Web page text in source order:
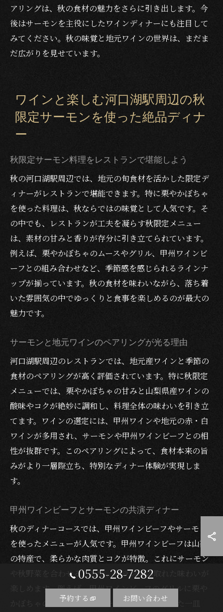
アリングは、秋の食材の魅力をさらに引き出します。今
後はサーモンを主役にしたワインディナーにも注目して
みてください。秋の味覚と地元ワインの世界は、まだま
だ広がりを見せています。
ワインと楽しむ河口湖駅周辺の秋
限定サーモンを使った絶品ディナ
ー
秋限定サーモン料理をレストランで堪能しよう
秋の河口湖駅周辺では、地元の旬食材を活かした限定デ
ィナーがレストランで堪能できます。特に栗やかぼちゃ
を使った料理は、秋ならではの味覚として人気です。そ
の中でも、レストランが工夫を凝らす秋限定メニュー
は、素材の甘みと香りが存分に引き立てられています。
例えば、栗やかぼちゃのムースやグリル、甲州ワインビ
ーフとの組み合わせなど、季節感を感じられるラインナ
ップが揃っています。秋の食材を味わいながら、落ち着
いた雰囲気の中でゆっくりと食事を楽しめるのが最大の
魅力です。
サーモンと地元ワインのペアリングが光る理由
河口湖駅周辺のレストランでは、地元産ワインと季節の
食材のペアリングが高く評価されています。特に秋限定
メニューでは、栗やかぼちゃの甘みと山梨県産ワインの
酸味やコクが絶妙に調和し、料理全体の味わいを引き立
てます。ワインの選定には、甲州ワインや地元の赤・白
ワインが多用され、サーモンや甲州ワインビーフとの相
性が抜群です。このペアリングによって、食材本来の旨
みがより一層際立ち、特別なディナー体験が実現しま
す。
甲州ワインビーフとサーモンの共演ディナー
秋のディナーコースでは、甲州ワインビーフやサーモン
を使ったメニューが人気です。甲州ワインビーフは山梨
の特産で、柔らかな肉質とコクが特徴。これにサーモン
や秋野菜を合わせることで、バランスの取れた味わいが
楽しめます。例えば、甲州ワインビーフのグリルに栗や
かぼちゃのピューレ、サーモンのマリネを添えた一皿
0555-28-7282
予約する お問い合わせ